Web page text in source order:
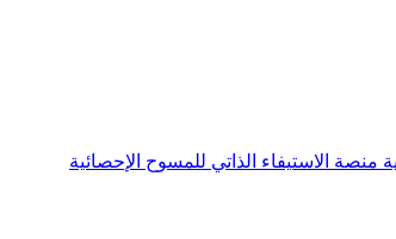
منصة الاستيفاء الذاتي للمسوح الإحصائية